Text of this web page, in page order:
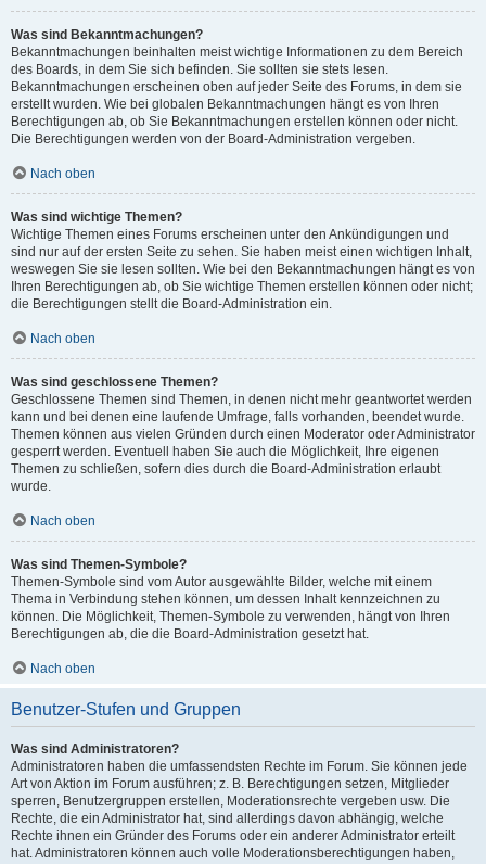
Was sind Bekanntmachungen?
Bekanntmachungen beinhalten meist wichtige Informationen zu dem Bereich
des Boards, in dem Sie sich befinden. Sie sollten sie stets lesen.
Bekanntmachungen erscheinen oben auf jeder Seite des Forums, in dem sie
erstellt wurden. Wie bei globalen Bekanntmachungen hängt es von Ihren
Berechtigungen ab, ob Sie Bekanntmachungen erstellen können oder nicht.
Die Berechtigungen werden von der Board-Administration vergeben.
Nach oben
Was sind wichtige Themen?
Wichtige Themen eines Forums erscheinen unter den Ankündigungen und
sind nur auf der ersten Seite zu sehen. Sie haben meist einen wichtigen Inhalt,
weswegen Sie sie lesen sollten. Wie bei den Bekanntmachungen hängt es von
Ihren Berechtigungen ab, ob Sie wichtige Themen erstellen können oder nicht;
die Berechtigungen stellt die Board-Administration ein.
Nach oben
Was sind geschlossene Themen?
Geschlossene Themen sind Themen, in denen nicht mehr geantwortet werden
kann und bei denen eine laufende Umfrage, falls vorhanden, beendet wurde.
Themen können aus vielen Gründen durch einen Moderator oder Administrator
gesperrt werden. Eventuell haben Sie auch die Möglichkeit, Ihre eigenen
Themen zu schließen, sofern dies durch die Board-Administration erlaubt
wurde.
Nach oben
Was sind Themen-Symbole?
Themen-Symbole sind vom Autor ausgewählte Bilder, welche mit einem
Thema in Verbindung stehen können, um dessen Inhalt kennzeichnen zu
können. Die Möglichkeit, Themen-Symbole zu verwenden, hängt von Ihren
Berechtigungen ab, die die Board-Administration gesetzt hat.
Nach oben
Benutzer-Stufen und Gruppen
Was sind Administratoren?
Administratoren haben die umfassendsten Rechte im Forum. Sie können jede
Art von Aktion im Forum ausführen; z. B. Berechtigungen setzen, Mitglieder
sperren, Benutzergruppen erstellen, Moderationsrechte vergeben usw. Die
Rechte, die ein Administrator hat, sind allerdings davon abhängig, welche
Rechte ihnen ein Gründer des Forums oder ein anderer Administrator erteilt
hat. Administratoren können auch volle Moderationsberechtigungen haben,